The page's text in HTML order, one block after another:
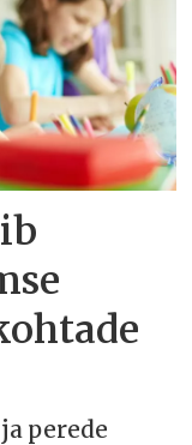
perede